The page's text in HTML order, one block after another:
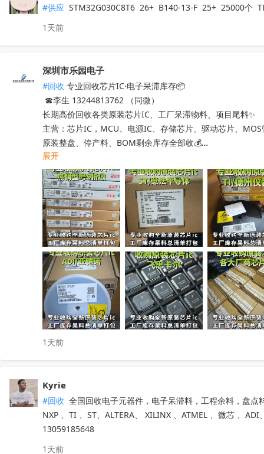
#供应 STM32G030C8T6  26+  B140-13-F  25+  25000个
1天前
深圳市乐园电子
#回收 专业回收芯片IC·电子呆滞库存📦
☎李生 13244813762 （同微）
长期高价回收各类原装芯片IC、工厂呆滞物料、项目尾料✨
主营：芯片IC，MCU、电源IC、存储芯片、驱动芯片、
原装整盘、停产料、BOM剩余库存全部收💰
工厂清仓、项目取消、仓库积压、过期呆滞物料均可处理
专业人员上门清点核验，报价透明无套路，现款现结不压款
小批量散料、大批量整仓囤货统一打包回收，全程保密处理
快速清空仓库，释放仓储空间，高效盘活闲置物料回笼资金
覆盖全国上门收货，珠三角、深圳区域当日上门看货📱
只需提供型号、数量、实物照片，免费快速精准估价
无中间商层层压价，出价高于同行，一站式清库存省心省力
有闲置电子库存欢迎随时联系洽谈！
收起
展开
1天前
Kyrie
#回收 全国回收电子元器件，电子呆滞料，工程余料，盘
NXP 、TI 、ST、ALTERA、 XILINX 、ATMEL 、微芯 、
13059185648
1天前